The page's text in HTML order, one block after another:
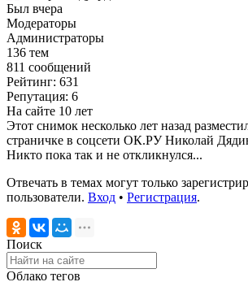
Был вчера
Модераторы
Администраторы
136 тем
811 сообщений
Рейтинг: 631
Репутация: 6
На сайте 10 лет
Этот снимок несколько лет назад
страничке в соцсети ОК.РУ Николай
Никто пока так и не откликнулся...
Отвечать в темах могут только
пользователи. Вход • Регистрация.
Поиск
Облако тегов